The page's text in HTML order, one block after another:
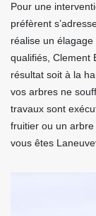
Pour une
préfèrent
réalise un élagage
qualifiés, Clement
résultat soit à la
vos arbres ne
travaux sont
fruitier ou un arbre
vous êtes